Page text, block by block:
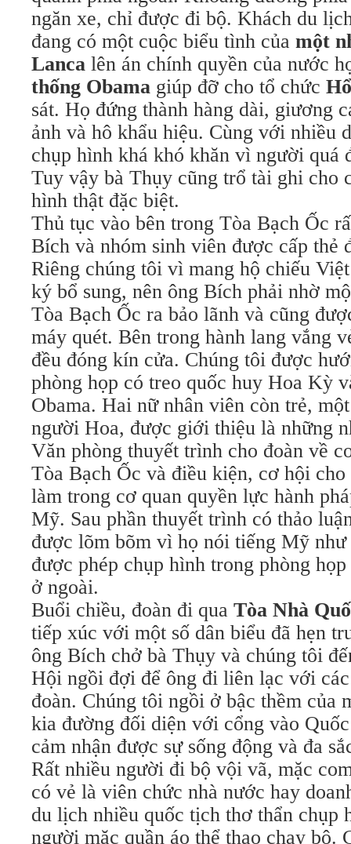
ngăn xe, chỉ được đi bộ. Khách du
đang có một cuộc biểu tình của một
Lanca lên án chính quyền của nước
thống Obama giúp đỡ cho tổ chức
sát. Họ đứng thành hàng dài, giương
ảnh và hô khẩu hiệu. Cùng với nhiều
chụp hình khá khó khăn vì người quá
Tuy vậy bà Thụy cũng trổ tài ghi cho
hình thật đặc biệt.
Thủ tục vào bên trong Tòa Bạch Ốc
Bích và nhóm sinh viên được cấp thẻ
Riêng chúng tôi vì mang hộ chiếu
ký bổ sung, nên ông Bích phải nhờ
Tòa Bạch Ốc ra bảo lãnh và cũng
máy quét. Bên trong hành lang vắng
đều đóng kín cửa. Chúng tôi được
phòng họp có treo quốc huy Hoa Kỳ
Obama. Hai nữ nhân viên còn trẻ,
người Hoa, được giới thiệu là những
Văn phòng thuyết trình cho đoàn về
Tòa Bạch Ốc và điều kiện, cơ hội
làm trong cơ quan quyền lực hành
Mỹ. Sau phần thuyết trình có thảo
được lõm bõm vì họ nói tiếng Mỹ
được phép chụp hình trong phòng
ở ngoài.
Buổi chiều, đoàn đi qua Tòa Nhà
tiếp xúc với một số dân biểu đã hẹn
ông Bích chở bà Thụy và chúng tôi
Hội ngồi đợi để ông đi liên lạc với
đoàn. Chúng tôi ngồi ở bậc thềm của
kia đường đối diện với cổng vào
cảm nhận được sự sống động và đa
Rất nhiều người đi bộ vội vã, mặc
có vẻ là viên chức nhà nước hay
du lịch nhiều quốc tịch thơ thẩn chụp
người mặc quần áo thể thao chạy bộ.